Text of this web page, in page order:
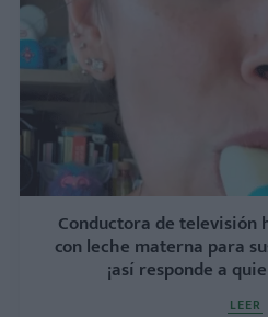
Conductora de televisión
con leche materna para
¡así responde a
LEER